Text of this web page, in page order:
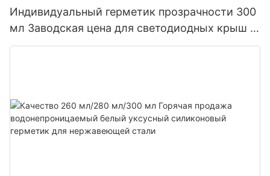
Индивидуальный герметик прозрачности 300
мл Заводская цена для светодиодных крыш и
желобов уксусный силиконовый герметик